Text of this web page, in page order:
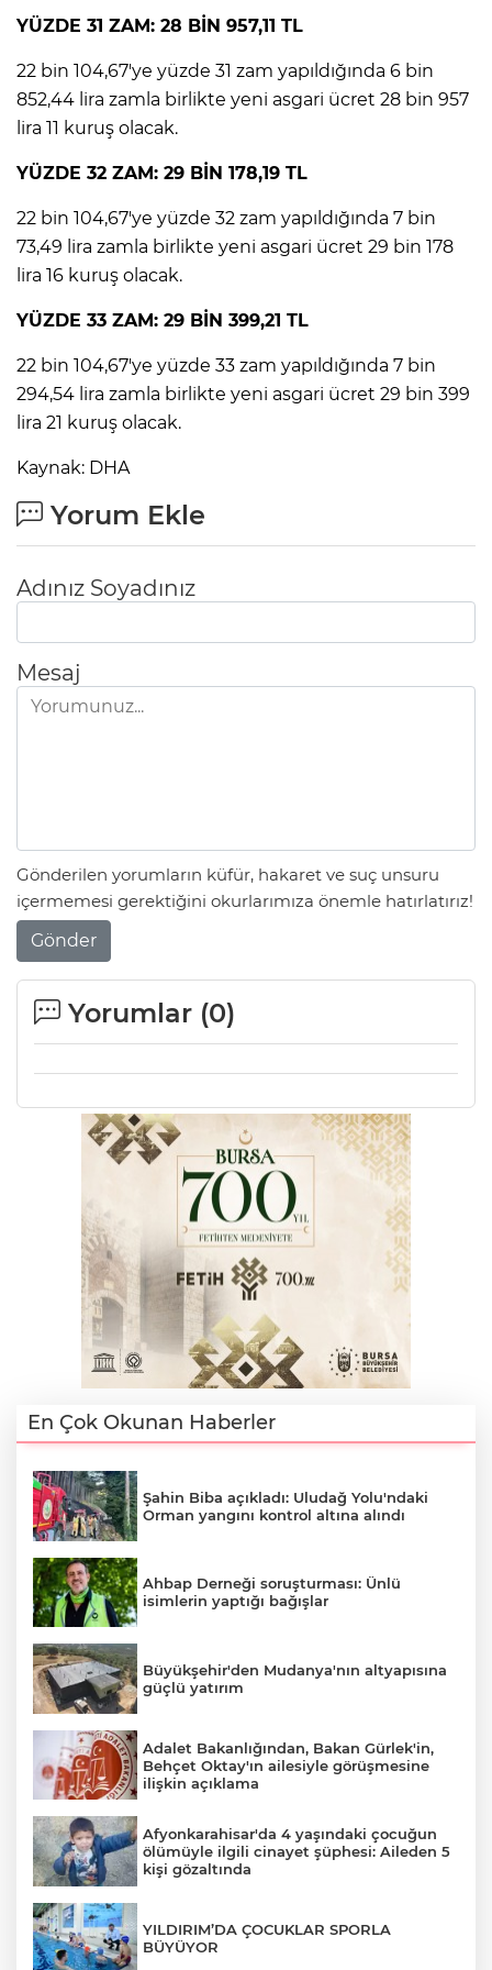
YÜZDE 31 ZAM: 28 BİN 957,11 TL
22 bin 104,67'ye yüzde 31 zam yapıldığında 6 bin
852,44 lira zamla birlikte yeni asgari ücret 28 bin 957
lira 11 kuruş olacak.
YÜZDE 32 ZAM: 29 BİN 178,19 TL
22 bin 104,67'ye yüzde 32 zam yapıldığında 7 bin
73,49 lira zamla birlikte yeni asgari ücret 29 bin 178
lira 16 kuruş olacak.
YÜZDE 33 ZAM: 29 BİN 399,21 TL
22 bin 104,67'ye yüzde 33 zam yapıldığında 7 bin
294,54 lira zamla birlikte yeni asgari ücret 29 bin 399
lira 21 kuruş olacak.
Kaynak: DHA
Yorum Ekle
Adınız Soyadınız
Mesaj
Gönderilen yorumların küfür, hakaret ve suç unsuru
içermemesi gerektiğini okurlarımıza önemle hatırlatırız!
Gönder
Yorumlar (0)
En Çok Okunan Haberler
Şahin Biba açıkladı: Uludağ Yolu'ndaki
Orman yangını kontrol altına alındı
Ahbap Derneği soruşturması: Ünlü
isimlerin yaptığı bağışlar
Büyükşehir'den Mudanya'nın altyapısına
güçlü yatırım
Adalet Bakanlığından, Bakan Gürlek'in,
Behçet Oktay'ın ailesiyle görüşmesine
ilişkin açıklama
Afyonkarahisar'da 4 yaşındaki çocuğun
ölümüyle ilgili cinayet şüphesi: Aileden 5
kişi gözaltında
YILDIRIM’DA ÇOCUKLAR SPORLA
BÜYÜYOR